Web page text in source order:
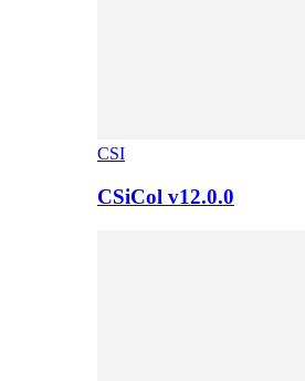
CSI
CSiCol v12.0.0